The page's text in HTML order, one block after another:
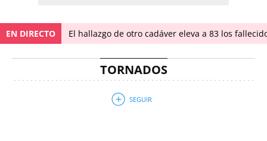
EN DIRECTO El hallazgo de otro cadáver eleva a 83 los
TORNADOS